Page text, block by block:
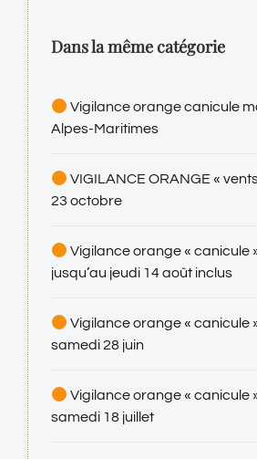
Dans la même catégorie
Vigilance orange canicule
Alpes-Maritimes
VIGILANCE ORANGE «
23 octobre
Vigilance orange « canicule
jusqu’au jeudi 14 août inclus
Vigilance orange « canicule
samedi 28 juin
Vigilance orange « canicule
samedi 18 juillet